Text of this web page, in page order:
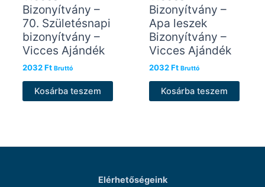
Bizonyítvány –
70. Születésnapi
bizonyítvány –
Vicces Ajándék
2032Ft Bruttó
Kosárba teszem
Bizonyítvány –
Apa leszek
Bizonyítvány –
Vicces Ajándék
2032Ft Bruttó
Kosárba teszem
Elérhetőségeink